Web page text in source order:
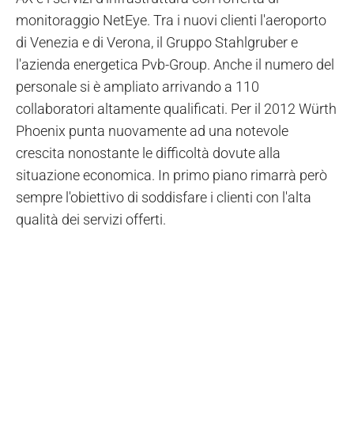
monitoraggio NetEye. Tra i nuovi clienti l'aeroporto
di Venezia e di Verona, il Gruppo Stahlgruber e
l'azienda energetica Pvb-Group. Anche il numero del
personale si è ampliato arrivando a 110
collaboratori altamente qualificati. Per il 2012 Würth
Phoenix punta nuovamente ad una notevole
crescita nonostante le difficoltà dovute alla
situazione economica. In primo piano rimarrà però
sempre l'obiettivo di soddisfare i clienti con l'alta
qualità dei servizi offerti.